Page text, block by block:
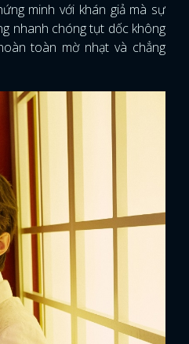
minh với khán giả mà sự
nhanh chóng tụt dốc không
toàn mờ nhạt và chẳng